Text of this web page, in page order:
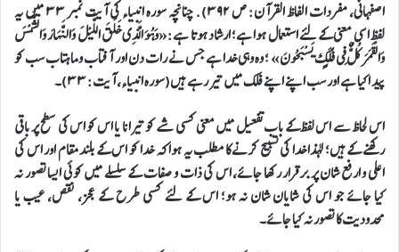
اصفہانی، مفردات الفاظ القرآن: ص ٣٩٢). چنانچہ سورہ انبیاء کی آیت نمبر ٣٣ میں یہ
لفظ اسی معنی کے لئے استعمال ہوا ہے؛ ارشاد ہوتا ہے:«وَهُوَ الَّذِي خَلَقَ اللَّيْلَ وَالنَّهَارَ وَالشَّمْسَ
وَالْقَمَرَ كُلٌّ فِي فَلَكٍ يَسْبَحُونَ» ؛ وہ وہی خدا ہے جس نے رات دن اور آفتاب و ماہتاب سب کو
پید اکیا ہے اور سب اپنے اپنے فلک میں تیر رہے ہیں(سورہ انبیاء، آیت: ٣٣)۔
اس لحاظ سے اس لفظ کے باب تفعیل میں معنی کسی شے کو تیرانا یا اس کو اس کی سطح پر باقی
رکھنے کے ہیں؛ لہذا خدا کی تسبیح کرنے کا مطلب یہ ہوا کہ خدا کو اس کے بلند مقام اور اس کی
اعلی و ارفع شان پر برقرار رکھا جائے، اس کی ذات و صفات کے سلسلے میں کوئی ایسا تصور نہ
کیا جائے جو اس کی شایان شان نہ ہو؛ اس کے لئے کسی طرح کے عجز، نقص، عیب یا
محدودیت کا تصور نہ کیا جائے۔